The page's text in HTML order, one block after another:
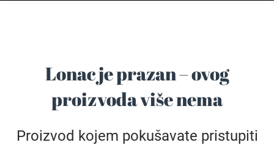
Lonac je prazan – ovog
proizvoda više nema
Proizvod kojem pokušavate pristupiti